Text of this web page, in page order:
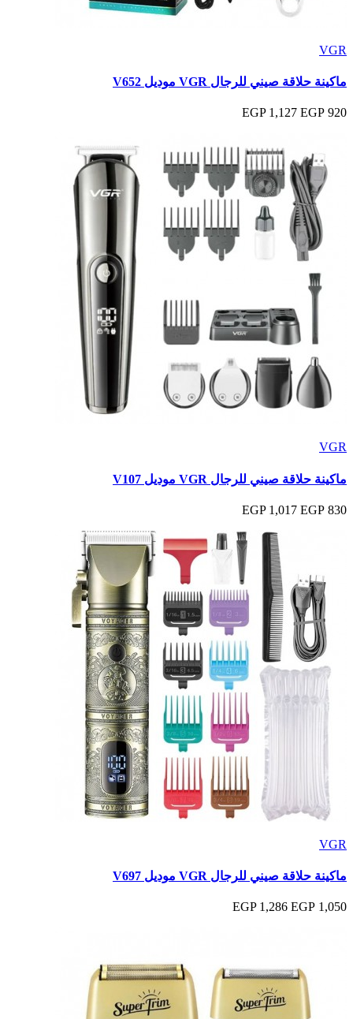
VGR
ماكينة حلاقة صيني للرجال VGR موديل V652
920 EGP
1,127 EGP
VGR
ماكينة حلاقة صيني للرجال VGR موديل V107
830 EGP
1,017 EGP
VGR
ماكينة حلاقة صيني للرجال VGR موديل V697
1,050 EGP
1,286 EGP